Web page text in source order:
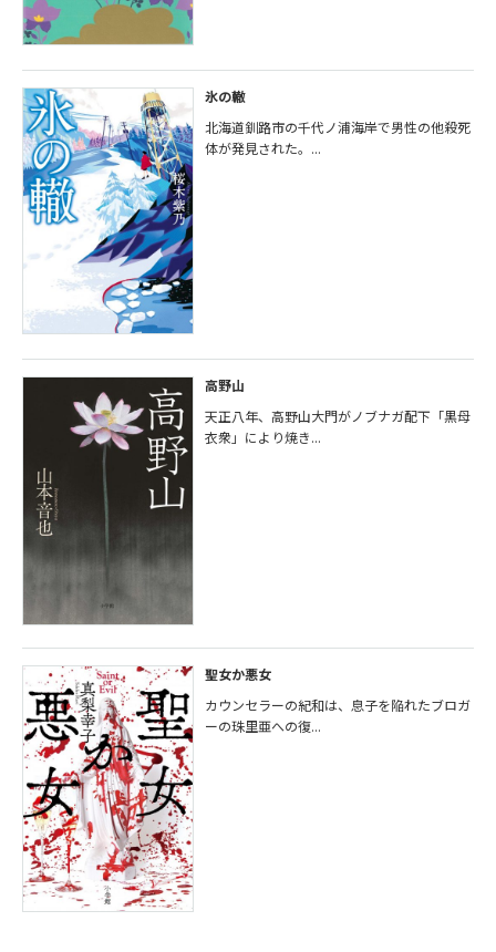
氷の轍
北海道釧路市の千代ノ浦海岸で男性の他殺死
体が発見された。...
高野山
天正八年、高野山大門がノブナガ配下「黒母
衣衆」により焼き...
聖女か悪女
カウンセラーの紀和は、息子を陥れたブロガ
ーの珠里亜への復...